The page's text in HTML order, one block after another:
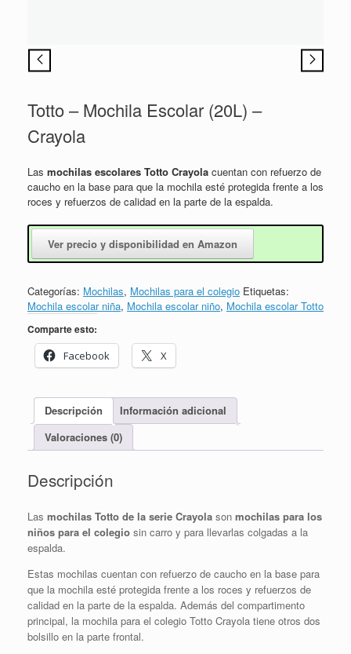
Totto – Mochila Escolar (20L) –
Crayola
Las mochilas escolares Totto Crayola cuentan con refuerzo de
caucho en la base para que la mochila esté protegida frente a los
roces y refuerzos de calidad en la parte de la espalda.
Ver precio y disponibilidad en Amazon
Categorías: Mochilas, Mochilas para el colegio Etiquetas:
Mochila escolar niña, Mochila escolar niño, Mochila escolar Totto
Comparte esto:
Facebook
X
Descripción
Información adicional
Valoraciones (0)
Descripción
Las mochilas Totto de la serie Crayola son mochilas para los
niños para el colegio sin carro y para llevarlas colgadas a la
espalda.
Estas mochilas cuentan con refuerzo de caucho en la base para
que la mochila esté protegida frente a los roces y refuerzos de
calidad en la parte de la espalda. Además del compartimento
principal, la mochila para el colegio Totto Crayola tiene otros dos
bolsillo en la parte frontal.